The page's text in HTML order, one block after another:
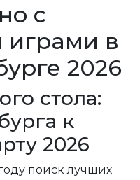
с
играми в
2026
стола:
к
2026
поиск лучших